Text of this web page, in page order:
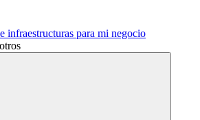
infraestructuras para mi negocio